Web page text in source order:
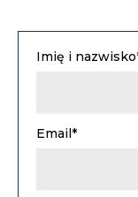
Imię i
Email*